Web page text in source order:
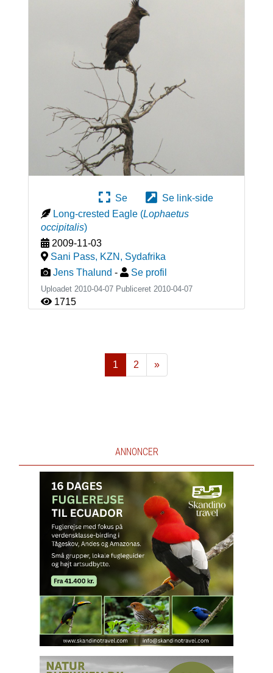
Se
Se link-side
Long-crested Eagle (Lophaetus
occipitalis)
2009-11-03
Sani Pass, KZN , Sydafrika
Jens Thalund - Se profil
Uploadet 2010-04-07 Publiceret 2010-04-07
1715
1 2
»
Næste
ANNONCER